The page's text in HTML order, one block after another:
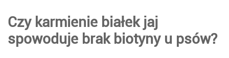
Czy karmienie białek jaj
spowoduje brak biotyny u psów?